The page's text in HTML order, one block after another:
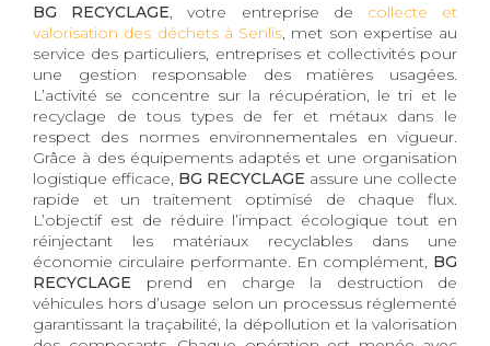
BG RECYCLAGE, votre entreprise de collecte et
valorisation des déchets à Senlis, met son expertise au
service des particuliers, entreprises et collectivités pour
une gestion responsable des matières usagées.
L’activité se concentre sur la récupération, le tri et le
recyclage de tous types de fer et métaux dans le
respect des normes environnementales en vigueur.
Grâce à des équipements adaptés et une organisation
logistique efficace, BG RECYCLAGE assure une collecte
rapide et un traitement optimisé de chaque flux.
L’objectif est de réduire l’impact écologique tout en
réinjectant les matériaux recyclables dans une
économie circulaire performante. En complément, BG
RECYCLAGE prend en charge la destruction de
véhicules hors d’usage selon un processus réglementé
garantissant la traçabilité, la dépollution et la valorisation